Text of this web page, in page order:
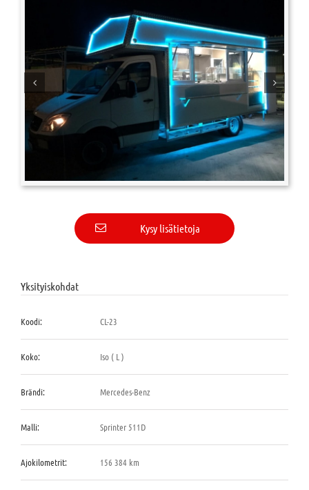
Kysy lisätietoja
Yksityiskohdat
Koodi: CL-23
Koko: Iso ( L )
Brändi: Mercedes-Benz
Malli: Sprinter 511D
Ajokilometrit: 156 384 km